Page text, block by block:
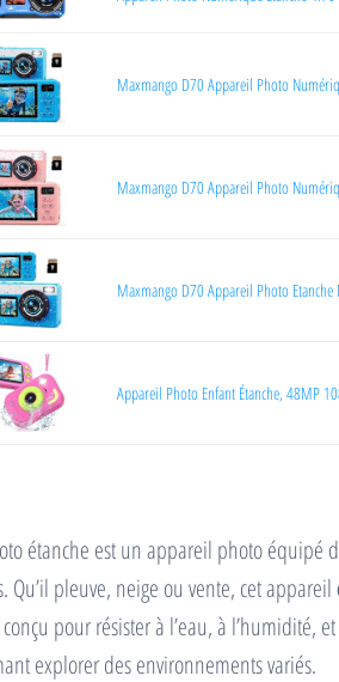
Maxmango D70 Appareil Photo
Maxmango D70 Appareil Photo
Maxmango D70 Appareil Photo
Appareil Photo Enfant Étanche, 48MP
étanche est un appareil photo équipé
Qu’il pleuve, neige ou vente, cet appareil
pour résister à l’eau, à
explorer des environnements variés.